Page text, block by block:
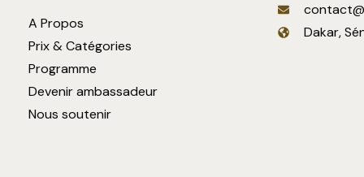
A Propos
Prix & Catégories
Programme
Devenir ambassadeur
Nous soutenir
Dakar,